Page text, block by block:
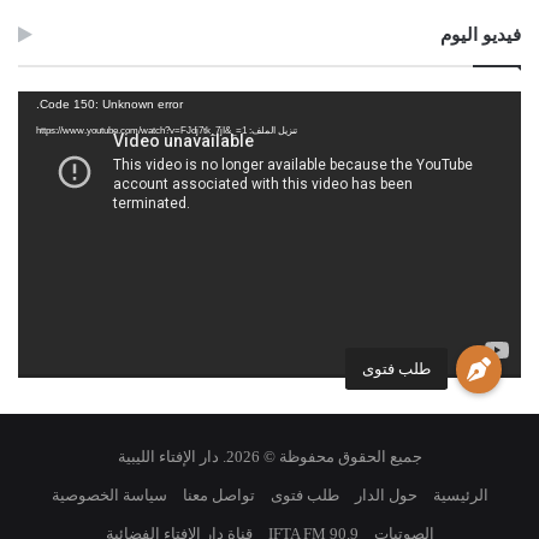
طلب فتوى
فيديو اليوم
Code 150: Unknown error.
تنزيل الملف: https://www.youtube.com/watch?v=FJdj7tk_7jI&_=1
جميع الحقوق محفوظة © 2026. دار الإفتاء الليبية
الرئيسية حول الدار طلب فتوى تواصل معنا سياسة الخصوصية
الصوتيات IFTA FM 90.9 قناة دار الإفتاء الفضائية